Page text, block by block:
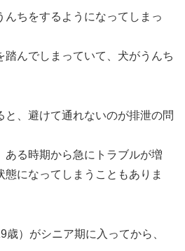
んちをするようになってしまっ
踏んでしまっていて、犬がうんち
と、避けて通れないのが排泄の問
ある時期から急にトラブルが増
態になってしまうこともありま
）がシニア期に入ってから、